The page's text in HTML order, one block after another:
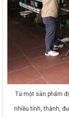
Từ một sản phẩm
nhiều tỉnh, thành,